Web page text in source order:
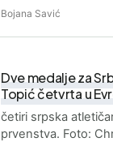
Bojana Savić
Dve medalje za
Topić četvrta u
četiri srpska
prvenstva. Foto: